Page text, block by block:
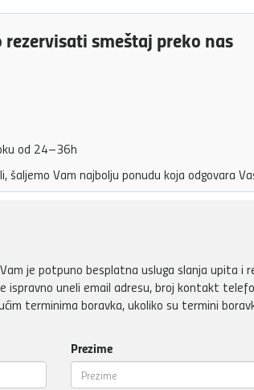
smeštaj preko nas
od 24–36h
Vam najbolju ponudu koja odgovara
je potpuno besplatna usluga slanja upita i
uneli email adresu, broj kontakt
terminima boravka, ukoliko su termini
Prezime